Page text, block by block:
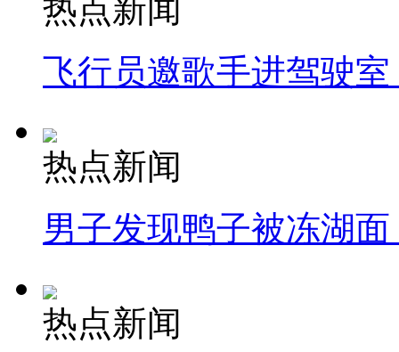
热点新闻
飞行员邀歌手进驾驶
热点新闻
男子发现鸭子被冻湖
热点新闻